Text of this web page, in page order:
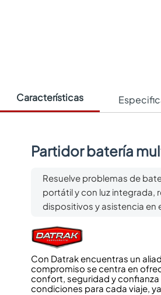
Características
Partidor batería
Resuelve problemas de
portátil y con luz integrada,
dispositivos y asistencia en
Con Datrak encuentras un
compromiso se centra en
confort, seguridad y
condiciones para cada viaje,